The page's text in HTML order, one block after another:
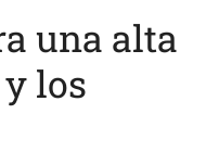
una alta
los